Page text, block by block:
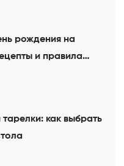
рождения на
и правила
тарелки: как выбрать